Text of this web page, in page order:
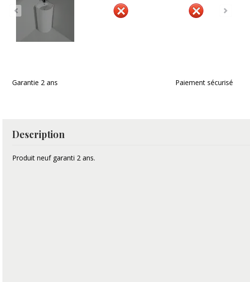
Garantie 2 ans Paiement sécurisé
Description
Produit neuf garanti 2 ans.